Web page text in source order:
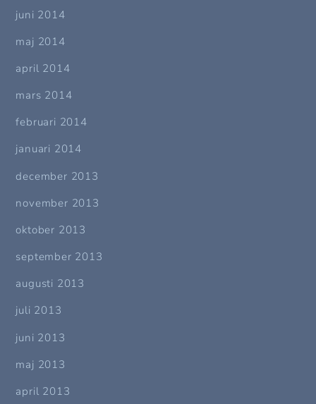
juni 2014
maj 2014
april 2014
mars 2014
februari 2014
januari 2014
december 2013
november 2013
oktober 2013
september 2013
augusti 2013
juli 2013
juni 2013
maj 2013
april 2013